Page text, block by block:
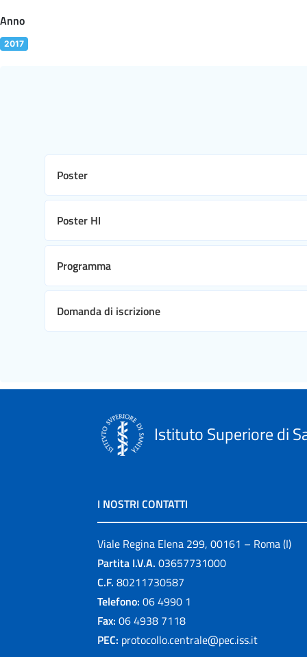
Anno
2017
Poster
Poster HI
Programma
Domanda di iscrizione
Istituto Superiore di
I NOSTRI CONTATTI
Viale Regina Elena 299, 00161 – Roma (I)
Partita I.V.A. 03657731000
C.F. 80211730587
Telefono: 06 4990 1
Fax: 06 4938 7118
PEC: protocollo.centrale@pec.iss.it